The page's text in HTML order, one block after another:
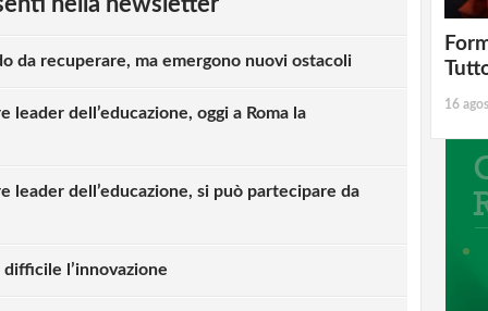
da recuperare, ma emergono nuovi ostacoli
leader dell’educazione, oggi a Roma la
leader dell’educazione, si può partecipare da
difficile l’innovazione
stati opportunamente informati né
loro che non sono in grado di
e in grado di assicurare tempestive
la scuola ha tutto da perderci con
disinformati e improvvisati. Se il
nella categoria genitoriale, favorendo la
potrebbe disporre di una
evitare la gran parte dei contenziosi,
la scuola.
16